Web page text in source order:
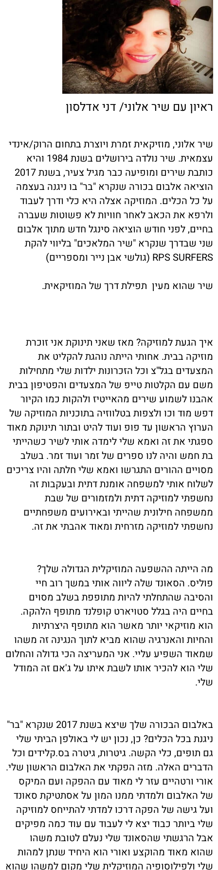
ראיון עם שיר אלוני/ דני אדלסון
שיר אלוני, מוזיקאית זמרת ויוצרת בתחום הרוק/אינדי
עצמאית. שיר נולדה בירושלים בשנת 1984 והיא
כותבת שירים ומופיעה כבר מגיל צעיר, בשנת 2017
הוציאה אלבום בכורה שנקרא "בר" בו ניגנה בעצמה
על כל הכלים. המוזיקה אצלה היא כלי ודרך לעבוד
ולרפא את הכאב לאחר חוויות לא פשוטות שעברה
בחיים, לפני חודש הוציאה סינגל חדש מתוך אלבום
שני שבדרך שנקרא "שיר המלאכים" בליווי להקת
RPS SURFERS (גולשי אבן נייר ומספריים)
שיר שהוא מעין תפילת דרך של המוזיקאית.
איך הגעת למוזיקה? מאז שאני תינוקת אני זוכרת
מוזיקה בבית. אחותי הייתה נוהגת להקליט את
המצעדים בגל"צ וכל הזכרונות ילדות שלי מתחילות
משם עם הקלטות טייפ של המצעדים והפטיפון בבית
אהבנו לשמוע שירים מהאייטיז ולהקות כמו הקיור
דפש מוד וכו ולצפות בטלווזיה בתוכניות המוזיקה של
הערוץ הראשון עד פופ ועוד להיט ובתור תינוקת מאוד
ספגתי את זה ואמא שלי לימדה אותי לשיר כשהייתי
בת חמש והיה לנו ספרים של זמר ועוד זמר. בשלב
מסויים ההורים התגרשו ואמא שלי חלתה והיו צריכים
לשלוח אותי למשפחה אומנת דתית ובעקבות זה
נחשפתי למוזיקה דתית ולמזמורים של שבת
ממשפחה חילונית שהייתי ובאירועים משפחתיים
נחשפתי למוזיקה מזרחית ומאוד אהבתי את זה.
מה הייתה ההשפעה המוזיקלית הגדולה שלך?
פוליס. הסאונד שלה ליווה אותי במשך רוב חיי
והסיבה שהתחלתי להיות מתופפת בשלב מסוים
בחיים היה בגלל סטויארט קופלנד מתופף הלהקה.
הוא מוזיקאי יותר מאשר הוא מתופף היצרתיות
והחיות והאנרגיה שהוא מביא לתוך הנגינה זה משהו
שמאוד השפיע עליי. אני המעריצה הכי גדולה והחלום
שלי הוא להכיר אותו לשבת איתו על ג'אם זה המודל
שלי.
באלבום הבכורה שלך שיצא בשנת 2017 שנקרא "בר"
ניגנת בכל הכלים? כן, נכון יש לי באולפן הביתי שלי
גם תופים, כלי הקשה. גיטרות, גיטרה בס.קלידים וכל
הדברים האלה. מזה הפקתי את האלבום הראשון שלי.
אורי ורטהיים עזר לי מאוד עם ההפקה ועם המיקס
של האלבום ולמדתי ממנו המון על אסתטיקת סאונד
ועל גישה של הפקה דרכו למדתי להתייחס למוזיקה
שלי ביותר כבוד יצא לי לעבוד עם עוד כמה מפיקים
אבל הרגשתי שהסאונד שלי נעלם לטובת משהו
שהוא מאוד מהוקצע ואורי הוא היחיד שנתן למהות
שלי ולפילוסופיה המוזיקלית שלי מקום למשהו שהוא